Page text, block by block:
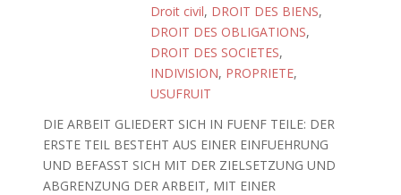
Droit civil, DROIT DES BIENS,
DROIT DES OBLIGATIONS,
DROIT DES SOCIETES,
INDIVISION, PROPRIETE,
USUFRUIT
DIE ARBEIT GLIEDERT SICH IN FUENF TEILE: DER
ERSTE TEIL BESTEHT AUS EINER EINFUEHRUNG
UND BEFASST SICH MIT DER ZIELSETZUNG UND
ABGRENZUNG DER ARBEIT, MIT EINER